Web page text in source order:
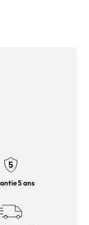
5 ans